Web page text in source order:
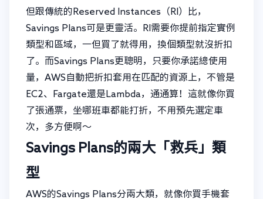
但跟傳統的Reserved Instances（RI）比，
Savings Plans可是更靈活。RI需要你提前指定實例
類型和區域，一但買了就得用，換個類型就沒折扣
了。而Savings Plans更聰明，只要你承諾總使用
量，AWS自動把折扣套用在匹配的資源上，不管是
EC2、Fargate還是Lambda，通通算！這就像你買
了張通票，坐哪班車都能打折，不用預先選定車
次，多方便啊～
Savings Plans的兩大「救兵」類
型
AWS的Savings Plans分兩大類，就像你買手機套